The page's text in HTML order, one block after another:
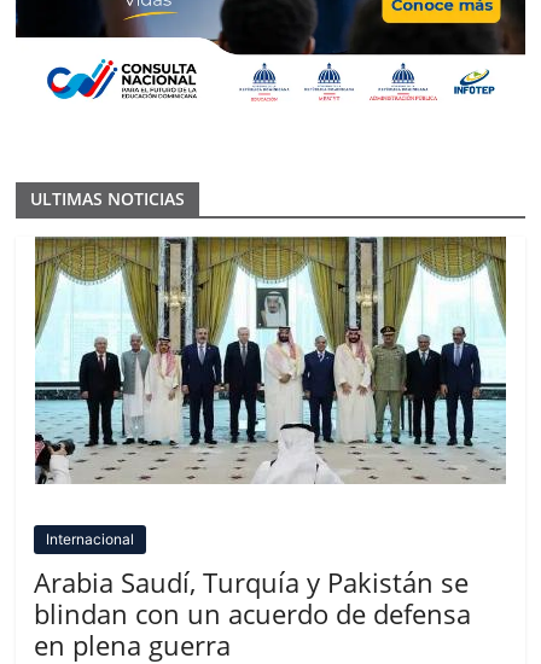
ULTIMAS NOTICIAS
Internacional
Arabia Saudí, Turquía y Pakistán se
blindan con un acuerdo de defensa
en plena guerra